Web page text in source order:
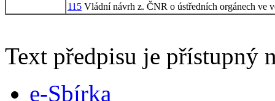
115 Vládní návrh z. ČNR o ústředních orgánech ve
Text předpisu je přístupný
e-Sbírka